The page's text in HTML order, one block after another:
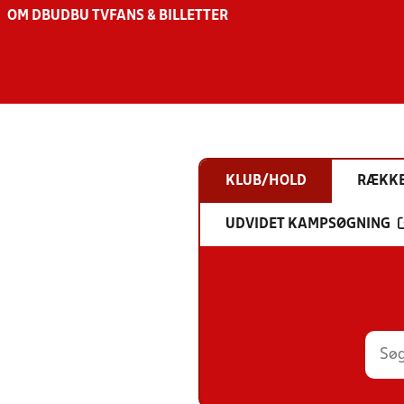
OM DBU DBU TV FANS & BILLETTER
KLUB/HOLD
UDVIDET KAMPSØGNING